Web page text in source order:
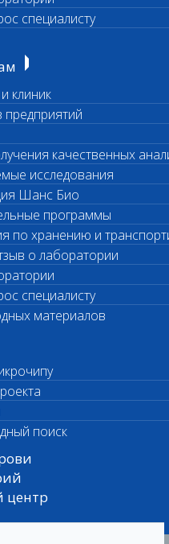
специалисту
клиник
предприятий
качественных
исследования
Шанс Био
программы
по хранению и
о лаборатории
специалисту
материалов
поиск
центр
исследования
исследования